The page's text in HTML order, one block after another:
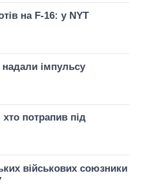
на F-16: у NYT
імпульсу
потрапив під
військових союзники